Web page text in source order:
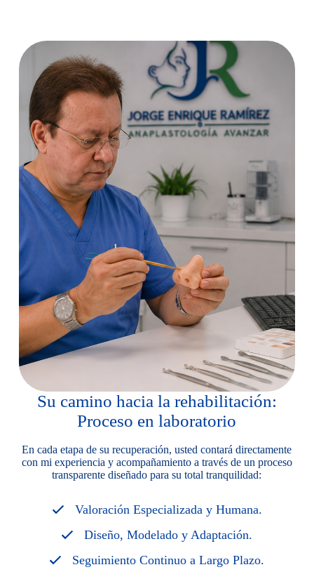
Su camino hacia la rehabilitación:
Proceso en laboratorio
En cada etapa de su recuperación, usted contará directamente
con mi experiencia y acompañamiento a través de un proceso
transparente diseñado para su total tranquilidad:
Valoración Especializada y Humana.
Diseño, Modelado y Adaptación.
Seguimiento Continuo a Largo Plazo.